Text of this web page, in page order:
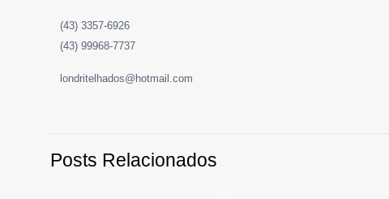
(43) 3357-6926
(43) 99968-7737
londritelhados@hotmail.com
Posts Relacionados